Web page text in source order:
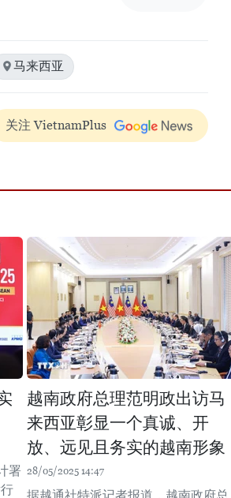
马来西亚
关注 VietnamPlus
署
越南政府总理范明政出访马
来西亚彰显一个真诚、开
放、远见且务实的越南形象
28/05/2025 14:47